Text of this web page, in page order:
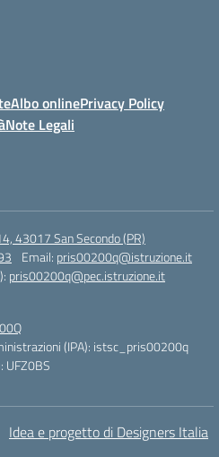
Albo onlinePrivacy Policy
Note Legali
43017 San Secondo (PR)
Email: pris00200q@istruzione.it
pris00200q@pec.istruzione.it
(IPA): istsc_pris00200q
UFZ0BS
Idea e progetto di Designers Italia